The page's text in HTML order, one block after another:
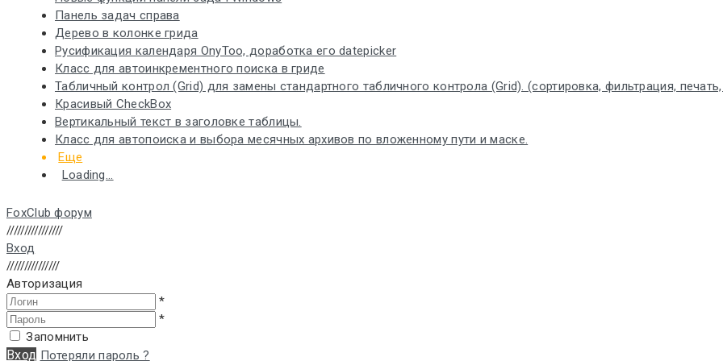
Панель задач справа
Дерево в колонке грида
Русификация календаря OnyToo, доработка его datepicker
Класс для автоинкрементного поиска в гриде
Табличный контрол (Grid) для замены стандартного табличного контрола (Grid). (сортировка, фильтрация,
Красивый CheckBox
Вертикальный текст в заголовке таблицы.
Класс для автопоиска и выбора месячных архивов по вложенному пути и маске.
Еще
Loading...
FoxClub форум
////////////////
Вход
///////////////
Авторизация
*
*
Запомнить
Вход Потеряли пароль ?